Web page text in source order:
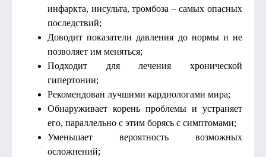
инфаркта, инсульта, тромбоза – самых опасных
последствий;
Доводит показатели давления до нормы и не
позволяет им меняться;
Подходит для лечения хронической
гипертонии;
Рекомендован лучшими кардиологами мира;
Обнаруживает корень проблемы и устраняет
его, параллельно с этим борясь с симптомами;
Уменьшает вероятность возможных
осложнений;